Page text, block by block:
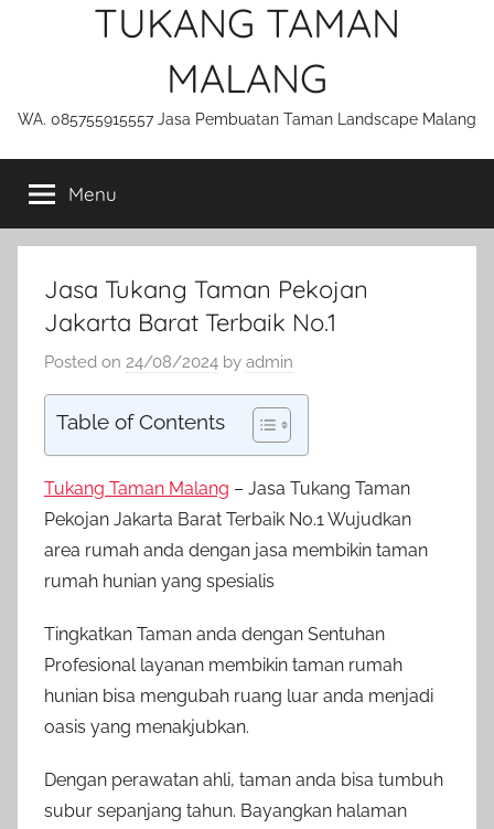
TUKANG TAMAN
MALANG
WA. 085755915557 Jasa Pembuatan Taman Landscape Malang
Menu
Jasa Tukang Taman Pekojan
Jakarta Barat Terbaik No.1
Posted on 24/08/2024 by admin
Table of Contents
Tukang Taman Malang – Jasa Tukang Taman
Pekojan Jakarta Barat Terbaik No.1 Wujudkan
area rumah anda dengan jasa membikin taman
rumah hunian yang spesialis
Tingkatkan Taman anda dengan Sentuhan
Profesional layanan membikin taman rumah
hunian bisa mengubah ruang luar anda menjadi
oasis yang menakjubkan.
Dengan perawatan ahli, taman anda bisa tumbuh
subur sepanjang tahun. Bayangkan halaman